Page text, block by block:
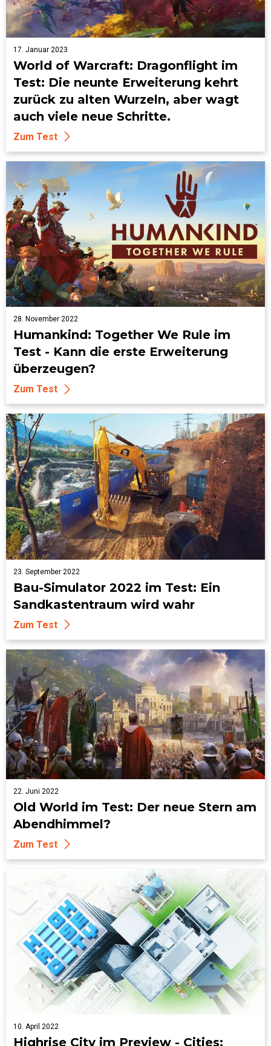
17. Januar 2023
World of Warcraft: Dragonflight im
Test: Die neunte Erweiterung kehrt
zurück zu alten Wurzeln, aber wagt
auch viele neue Schritte.
Zum Test
28. November 2022
Humankind: Together We Rule im
Test - Kann die erste Erweiterung
überzeugen?
Zum Test
23. September 2022
Bau-Simulator 2022 im Test: Ein
Sandkastentraum wird wahr
Zum Test
22. Juni 2022
Old World im Test: Der neue Stern am
Abendhimmel?
Zum Test
10. April 2022
Highrise City im Preview - Cities: